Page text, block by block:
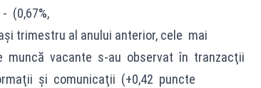
(0,67%,
trimestru al anului anterior, cele mai
vacante s‐au observat în tranzacţii
şi comunicaţii (+0,42 puncte